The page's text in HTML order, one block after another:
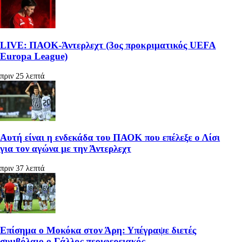
LIVE: ΠΑΟΚ-Άντερλεχτ (3ος προκριματικός UEFA
Europa League)
πριν 25 λεπτά
Αυτή είναι η ενδεκάδα του ΠΑΟΚ που επέλεξε ο Λίσι
για τον αγώνα με την Άντερλεχτ
πριν 37 λεπτά
Επίσημα ο Μοκόκα στον Άρη: Υπέγραψε διετές